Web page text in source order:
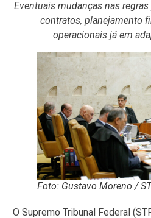
Eventuais mudanças nas
contratos, planejamento
operacionais já em
Foto: Gustavo Moreno /
O Supremo Tribunal Federal